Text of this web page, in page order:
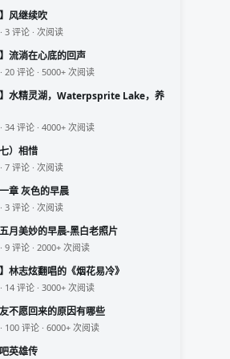
风继续吹
3 评论 · 次阅读
】流淌在心底的回声
20 评论 · 5000+ 次阅读
】水精灵湖，Waterpsprite Lake，养
34 评论 · 4000+ 次阅读
）相惜
7 评论 · 次阅读
《回声》第一章 灰色的早晨
3 评论 · 次阅读
五月美妙的早晨-黑白老照片
9 评论 · 2000+ 次阅读
林志炫翻唱的《烟花易冷》
14 评论 · 3000+ 次阅读
不愿回来的原因有哪些
100 评论 · 6000+ 次阅读
英雄传